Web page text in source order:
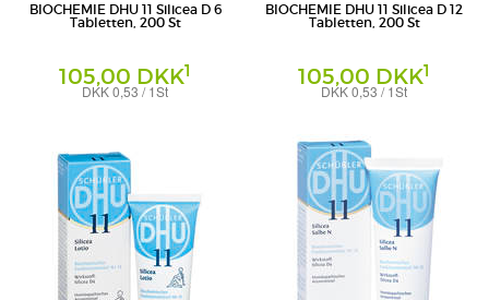
BIOCHEMIE DHU 11 Silicea D 6
Tabletten, 200 St
105,00 DKK1
DKK 0,53 / 1St
BIOCHEMIE DHU 11 Silicea D 12
Tabletten, 200 St
105,00 DKK1
DKK 0,53 / 1St